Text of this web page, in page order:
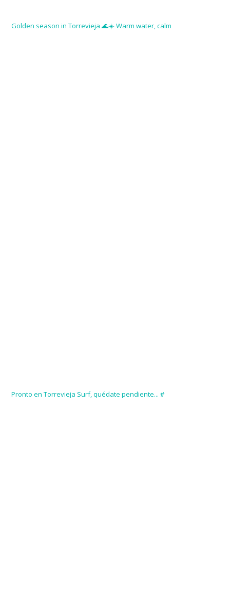
Golden season in Torrevieja 🌊☀️ Warm water, calm
Pronto en Torrevieja Surf, quédate pendiente... #